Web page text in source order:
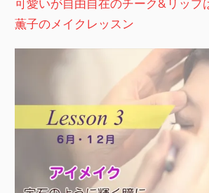
薫子のメイクレッスン